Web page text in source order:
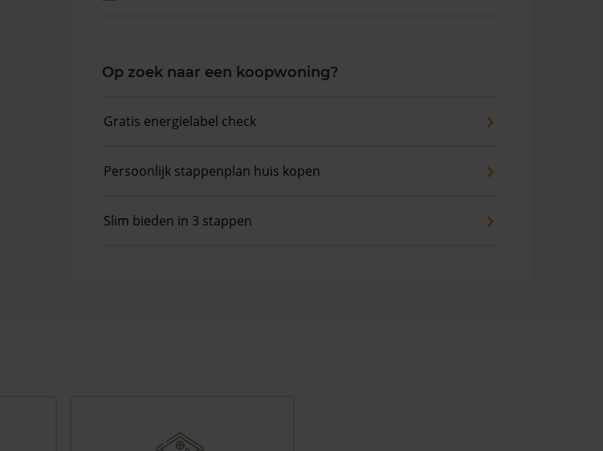
Op zoek naar een koopwoning?
Gratis energielabel check
Persoonlijk stappenplan huis kopen
Slim bieden in 3 stappen